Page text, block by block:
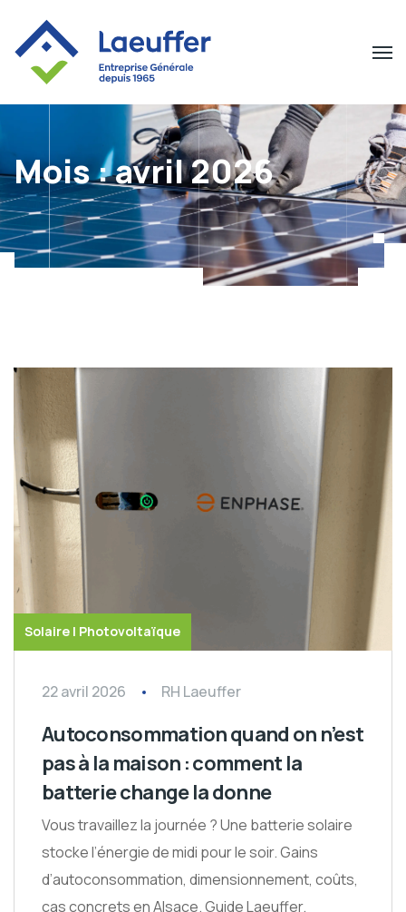
Mois :avril 2026
Solaire | Photovoltaïque
22 avril 2026 RH Laeuffer
Autoconsommation quand on n’est
pas à la maison : comment la
batterie change la donne
Vous travaillez la journée ? Une batterie solaire
stocke l’énergie de midi pour le soir. Gains
d’autoconsommation, dimensionnement, coûts,
cas concrets en Alsace. Guide Laeuffer.